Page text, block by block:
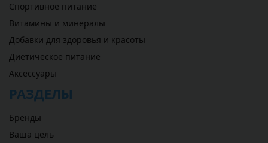
Спортивное питание
Витамины и минералы
Добавки для здоровья и красоты
Диетическое питание
Аксессуары
РАЗДЕЛЫ
Бренды
Ваша цель